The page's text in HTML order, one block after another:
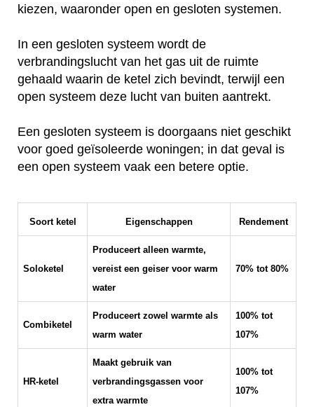
kiezen, waaronder open en gesloten systemen.
In een gesloten systeem wordt de
verbrandingslucht van het gas uit de ruimte
gehaald waarin de ketel zich bevindt, terwijl een
open systeem deze lucht van buiten aantrekt.
Een gesloten systeem is doorgaans niet geschikt
voor goed geïsoleerde woningen; in dat geval is
een open systeem vaak een betere optie.
Soort ketel Eigenschappen Rendement
Soloketel
Produceert alleen warmte,
vereist een geiser voor warm
water
70% tot 80%
Combiketel
Produceert zowel warmte als
warm water
100% tot
107%
HR-ketel
Maakt gebruik van
verbrandingsgassen voor
extra warmte
100% tot
107%